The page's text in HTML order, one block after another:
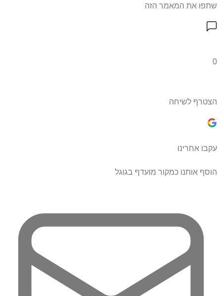
שתפו את המאמר הזה
0
הצטרף לשיחה
עקבו אחרינו
הוסף אותנו כמקור מועדף בגוגל